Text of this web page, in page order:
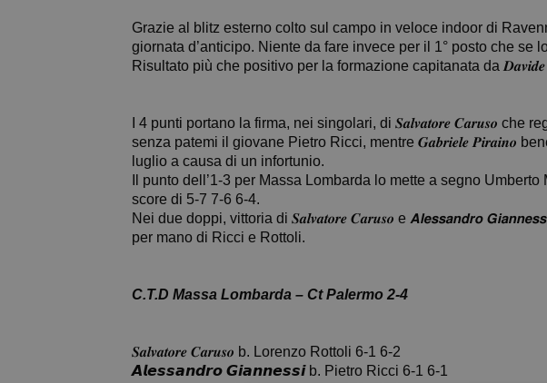
Grazie al blitz esterno colto sul campo in veloce indoor di
giornata d’anticipo. Niente da fare invece per il 1° posto che
Risultato più che positivo per la formazione capitanata da
I 4 punti portano la firma, nei singolari, di 𝑺𝒂𝒍𝒗𝒂𝒕𝒐𝒓𝒆 𝑪𝒂𝒓𝒖𝒔𝒐
senza patemi il giovane Pietro Ricci, mentre 𝑮𝒂𝒃𝒓𝒊𝒆𝒍𝒆 𝑷𝒊𝒓𝒂𝒊𝒏𝒐
luglio a causa di un infortunio.
Il punto dell’1-3 per Massa Lombarda lo mette a segno
score di 5-7 7-6 6-4.
Nei due doppi, vittoria di 𝑺𝒂𝒍𝒗𝒂𝒕𝒐𝒓𝒆 𝑪𝒂𝒓𝒖𝒔𝒐 e 𝘼𝙡𝙚𝙨𝙨𝙖𝙣𝙙𝙧𝙤
per mano di Ricci e Rottoli.
C.T.D Massa Lombarda – Ct Palermo 2-4
𝑺𝒂𝒍𝒗𝒂𝒕𝒐𝒓𝒆 𝑪𝒂𝒓𝒖𝒔𝒐 b. Lorenzo Rottoli 6-1 6-2
𝘼𝙡𝙚𝙨𝙨𝙖𝙣𝙙𝙧𝙤 𝙂𝙞𝙖𝙣𝙣𝙚𝙨𝙨𝙞 b. Pietro Ricci 6-1 6-1